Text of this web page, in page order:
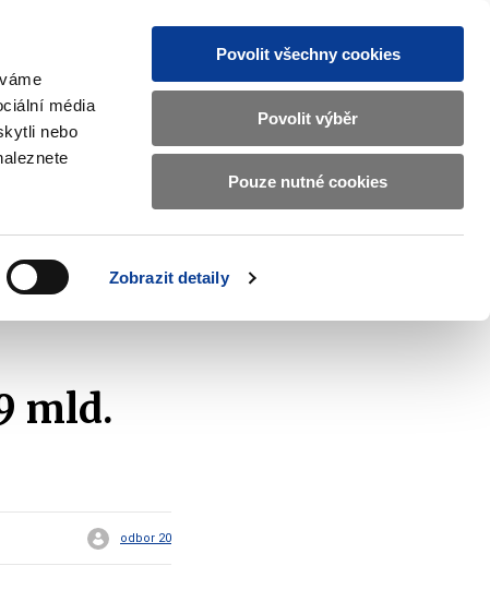
média
nebo
Zobrazit detaily
Povolit všechny cookies
Povolit výběr
Pouze nutné cookies
Vyhledat
MAJETKOVÝ ÚČET
submenu
a
oznámení
Kontakty
mld.
odbor 20